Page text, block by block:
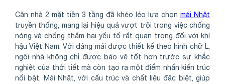
Căn nhà 2 mặt tiền 3 tầng đã khéo léo lựa chọn mái Nhật
truyền thống, mang lại hiệu quả vượt trội trong việc chống
nóng và chống thấm hai yếu tố rất quan trọng đối với khí
hậu Việt Nam. Với dáng mái được thiết kế theo hình chữ L,
ngôi nhà không chỉ được bảo vệ tốt hơn trước sự khắc
nghiệt của thời tiết mà còn tạo ra một điểm nhấn kiến trúc
nổi bật. Mái Nhật, với cấu trúc và chất liệu đặc biệt, giúp